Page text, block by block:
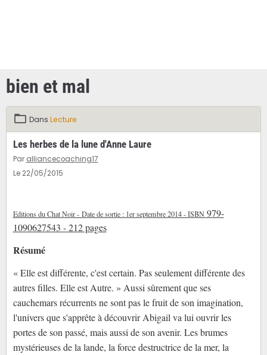
bien et mal
Dans Lecture
Les herbes de la lune d'Anne Laure
Par alliancecoaching17
Le 22/05/2015
Editions du Chat Noir - Date de sortie : 1er septembre 2014 - ISBN 979-
1090627543 - 212 pages
Résumé
« Elle est différente, c'est certain. Pas seulement différente des
autres filles. Elle est Autre. » Aussi sûrement que ses
cauchemars récurrents ne sont pas le fruit de son imagination,
l'univers que s'apprête à découvrir Abigail va lui ouvrir les
portes de son passé, mais aussi de son avenir. Les brumes
mystérieuses de la lande, la force destructrice de la mer, la